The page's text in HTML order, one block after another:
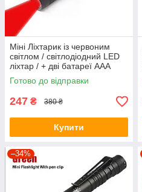
Міні Ліхтарик із червоним
світлом / світлодіодний LED
ліхтар / + дві батареї ААА
Готово до відправки
247 ₴ 380 ₴
Купити
–34%